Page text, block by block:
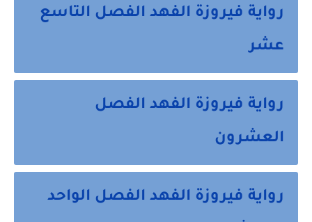
رواية فيروزة الفهد الفصل التاسع
عشر
رواية فيروزة الفهد الفصل
العشرون
رواية فيروزة الفهد الفصل الواحد